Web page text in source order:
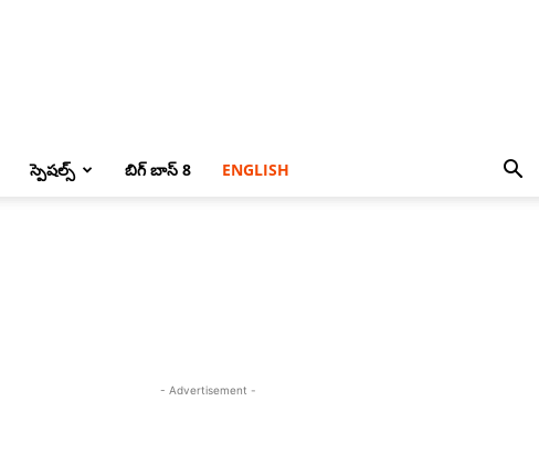
స్పెషల్స్ బిగ్ బాస్ 8 ENGLISH
- Advertisement -